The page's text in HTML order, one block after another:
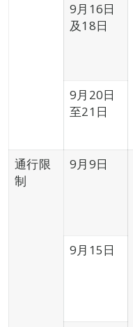
9月16日
及18日
9月20日
至21日
通行限
制
9月9日
9月15日